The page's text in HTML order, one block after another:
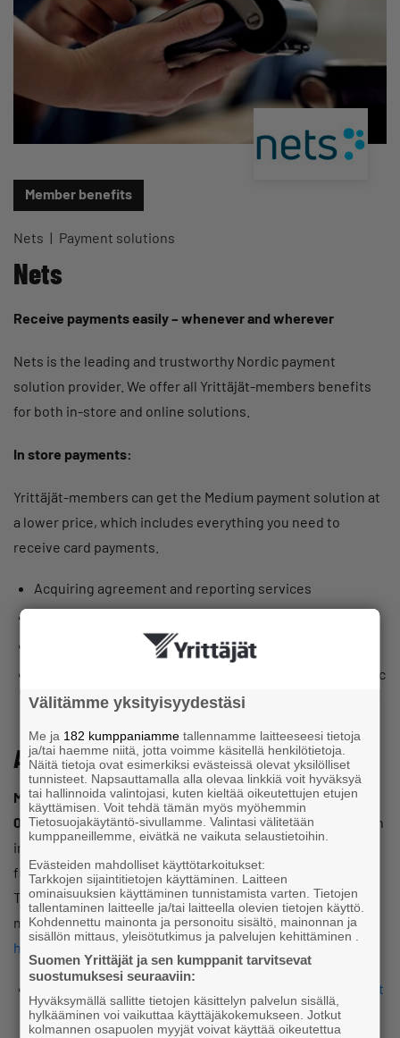
Member benefits
Nets Payment solutions
Nets
Receive payments easily – whenever and wherever
Nets is the leading and trustworthy Nordic payment
solution provider. We offer all Yrittäjät-members benefits
for both in-store and online solutions.
In store payments:
Yrittäjät-members can get the Medium payment solution at
a lower price, which includes everything you need to
receive card payments.
Acquiring agreement and reporting services
Terminal exchange service
Value added services: i.a. tipping, multiuser and dynamic
currency conversion
As a member you can get:
Medium -payment solution starting from 38 €/month +
0,45% per transaction(normally +0,50 %). Payment solution
includes i.a. a 4-hour terminal support and multiuser-
function for a discounted price 3 €/months (normally 10 €).
The contract is valid fixed term for 24 months (normally 36
moths).You can read more about Nets’ payment solutions
here.
Please visit the member pages at yrittajat.fi for discount
code.
Välitämme yksityisyydestäsi
Me ja 182 kumppaniamme tallennamme laitteeseesi tietoja
ja/tai haemme niitä, jotta voimme käsitellä henkilötietoja.
Näitä tietoja ovat esimerkiksi evästeissä olevat yksilölliset
tunnisteet. Napsauttamalla alla olevaa linkkiä voit hyväksyä
tai hallinnoida valintojasi, kuten kieltää oikeutettujen etujen
käyttämisen. Voit tehdä tämän myös myöhemmin
Tietosuojakäytäntö-sivullamme. Valintasi välitetään
kumppaneillemme, eivätkä ne vaikuta selaustietoihin.
Evästeiden mahdolliset käyttötarkoitukset:
Tarkkojen sijaintitietojen käyttäminen. Laitteen
ominaisuuksien käyttäminen tunnistamista varten. Tietojen
tallentaminen laitteelle ja/tai laitteella olevien tietojen käyttö.
Kohdennettu mainonta ja personoitu sisältö, mainonnan ja
sisällön mittaus, yleisötutkimus ja palvelujen kehittäminen .
Suomen Yrittäjät ja sen kumppanit tarvitsevat
suostumuksesi seuraaviin:
Hyväksymällä sallitte tietojen käsittelyn palvelun sisällä,
hylkääminen voi vaikuttaa käyttäjäkokemukseen. Jotkut
kolmannen osapuolen myyjät voivat käyttää oikeutettua